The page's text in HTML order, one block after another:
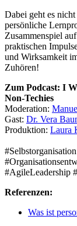
Dabei geht es
persönliche
Zusammenspiel
praktischen
und Wirksamkeit
Zuhören!
Zum Podcast: I
Non-Techies
Moderation:
Gast: Dr. Vera
Produktion: Laura
#AgileLeadership
Referenzen:
Was ist